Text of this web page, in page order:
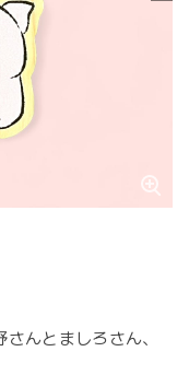
んとましろさん、